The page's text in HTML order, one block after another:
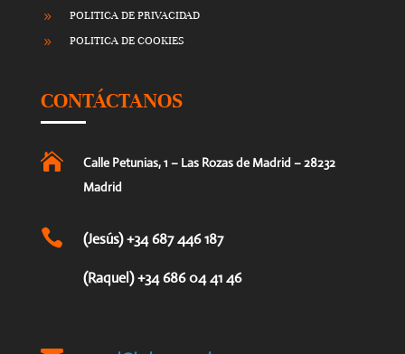
9 POLITICA DE PRIVACIDAD
9 POLITICA DE COOKIES
CONTÁCTANOS

Calle Petunias, 1 – Las Rozas de Madrid – 28232
Madrid
 (Jesús) +34 687 446 187
(Raquel) +34 686 04 41 46